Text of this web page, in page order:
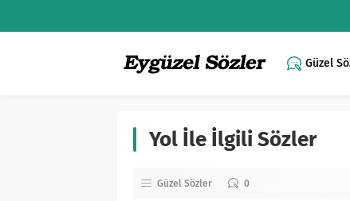
Güzel
Yol İle İlgili Sözler
Güzel Sözler 0